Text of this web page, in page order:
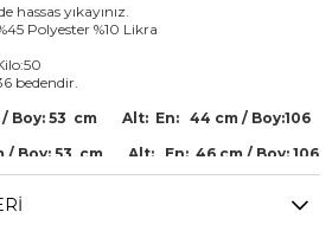
hassas yıkayınız.
Polyester %10 Likra
bedendir.
/ Boy: 53 cm Alt: En: 44 cm / Boy:106
/ Boy: 53 cm Alt: En: 46 cm / Boy: 106